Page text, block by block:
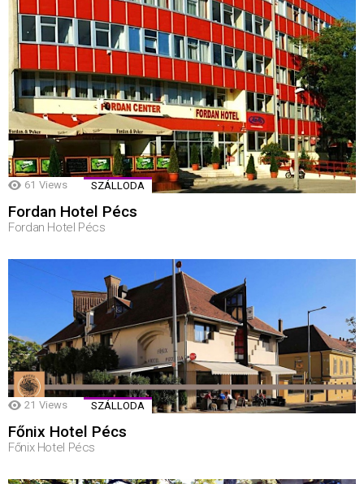
61 Views SZÁLLODA
Fordan Hotel Pécs
Fordan Hotel Pécs
21 Views SZÁLLODA
Főnix Hotel Pécs
Főnix Hotel Pécs